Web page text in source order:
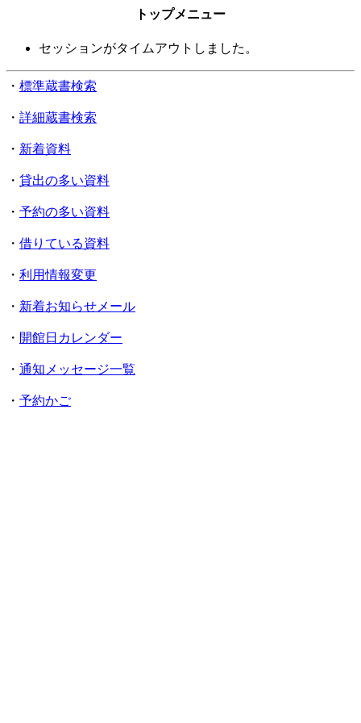
トップメニュー
セッションがタイムアウトしました。
・ 標準蔵書検索
・ 詳細蔵書検索
・ 新着資料
・ 貸出の多い資料
・ 予約の多い資料
・ 借りている資料
・ 利用情報変更
・ 新着お知らせメール
・ 開館日カレンダー
・ 通知メッセージ一覧
・ 予約かご